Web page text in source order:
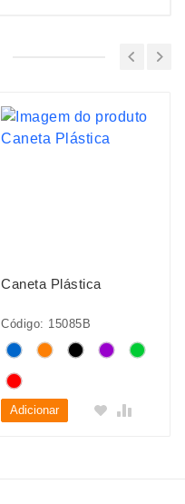
Caneta Plástica
Código: 15085B
Adicionar